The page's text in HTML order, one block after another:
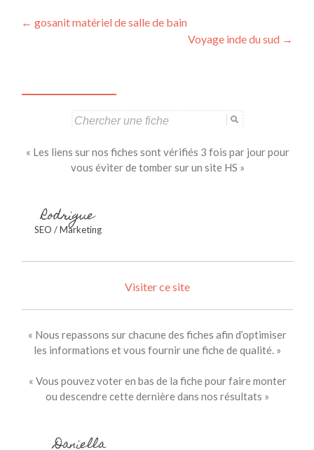
Navigation
← gosanit matériel de salle de bain
Voyage inde du sud →
« Les liens sur nos fiches sont vérifiés 3 fois par jour pour
vous éviter de tomber sur un site HS »
Rodrigue
SEO / Marketing
Visiter ce site
« Nous repassons sur chacune des fiches afin d’optimiser
les informations et vous fournir une fiche de qualité. »
« Vous pouvez voter en bas de la fiche pour faire monter
ou descendre cette dernière dans nos résultats »